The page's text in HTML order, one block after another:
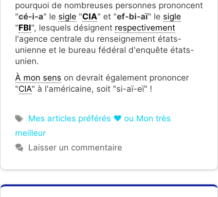
pourquoi de nombreuses personnes prononcent
"cé-i-a" le sigle "CIA" et "ef-bi-aï" le sigle
"FBI", lesquels désignent respectivement
l'agence centrale du renseignement états-
unienne et le bureau fédéral d'enquête états-
unien.
À mon sens on devrait également prononcer
"CIA" à l'américaine, soit "si-aï-eï" !
Étiquettes
Mes articles préférés ❤ ou Mon très
meilleur
Laisser un commentaire